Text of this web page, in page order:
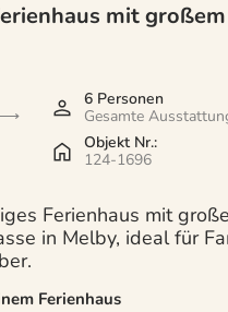
mit
6 Personen
Gesamte
Objekt Nr.:
124-1696
Ferienhaus mit
in Melby, ideal für
Ferienhaus